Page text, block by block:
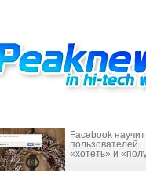
Facebook научит
пользователей
«хотеть» и